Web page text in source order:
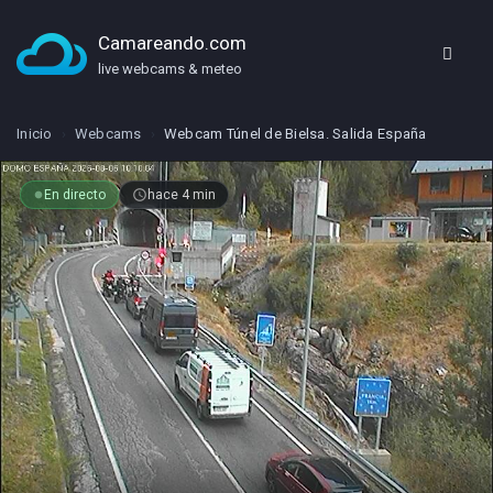
Camareando.com
live webcams & meteo
Inicio Webcams Webcam Túnel de Bielsa. Salida España
fiber_manual_record En directo access_time hace 4 min